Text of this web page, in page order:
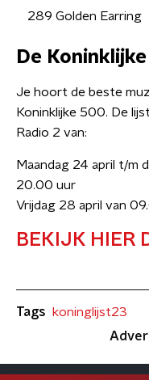
289 Golden Earring
De
Je hoort de beste
Koninklijke 500. De
Radio 2 van:
Maandag 24 april t/m
20.00 uur
Vrijdag 28 april van
BEKIJK HIER
Tags
koninglijst23